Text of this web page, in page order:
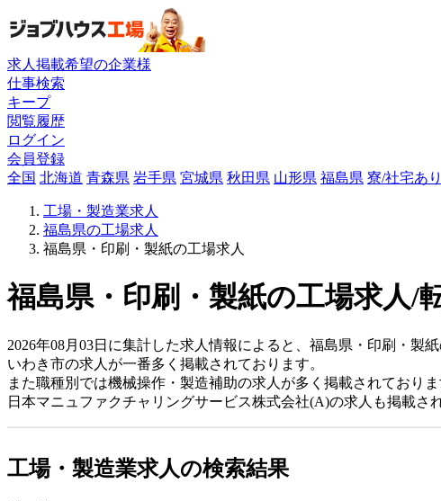
求人掲載希望の企業様
仕事検索
キープ
閲覧履歴
ログイン
会員登録
全国 北海道 青森県 岩手県 宮城県 秋田県 山形県 福島県 寮/社宅あり
工場・製造業求人
福島県の工場求人
福島県・印刷・製紙の工場求人
福島県・印刷・製紙の工場求人/
2026年08月03日に集計した求人情報によると、福島県・印刷・製
いわき市の求人が一番多く掲載されております。
また職種別では機械操作・製造補助の求人が多く掲載されておりま
日本マニュファクチャリングサービス株式会社(A)の求人も掲載さ
工場・製造業求人の検索結果